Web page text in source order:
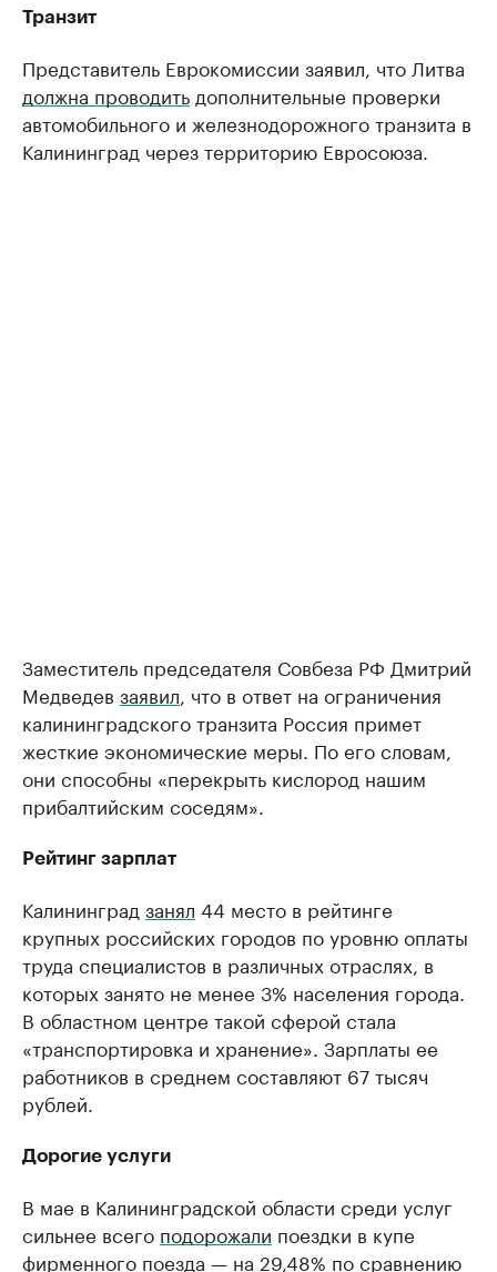
Транзит
Представитель Еврокомиссии заявил, что Литва
должна проводить дополнительные проверки
автомобильного и железнодорожного транзита в
Калининград через территорию Евросоюза.
Заместитель председателя Совбеза РФ Дмитрий
Медведев заявил , что в ответ на ограничения
калининградского транзита Россия примет
жесткие экономические меры. По его словам,
они способны «перекрыть кислород нашим
прибалтийским соседям».
Рейтинг зарплат
Калининград занял 44 место в рейтинге
крупных российских городов по уровню оплаты
труда специалистов в различных отраслях, в
которых занято не менее 3% населения города.
В областном центре такой сферой стала
«транспортировка и хранение». Зарплаты ее
работников в среднем составляют 67 тысяч
рублей.
Дорогие услуги
В мае в Калининградской области среди услуг
сильнее всего подорожали поездки в купе
фирменного поезда — на 29,48% по сравнению